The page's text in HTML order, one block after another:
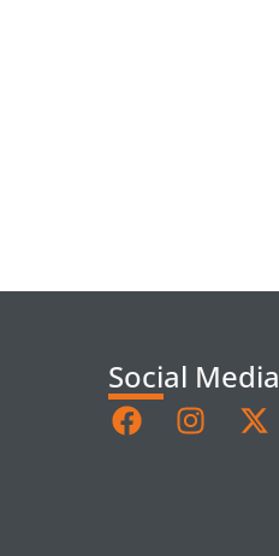
Social Media